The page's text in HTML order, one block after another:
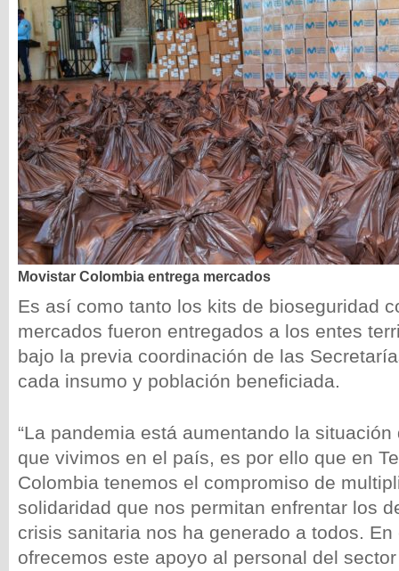
Movistar Colombia entrega mercados
Es así como tanto los kits de bioseguridad
mercados fueron entregados a los entes
bajo la previa coordinación de las
cada insumo y población beneficiada.
“La pandemia está aumentando la
que vivimos en el país, es por ello que en
Colombia tenemos el compromiso de
solidaridad que nos permitan enfrentar los
crisis sanitaria nos ha generado a todos.
ofrecemos este apoyo al personal del